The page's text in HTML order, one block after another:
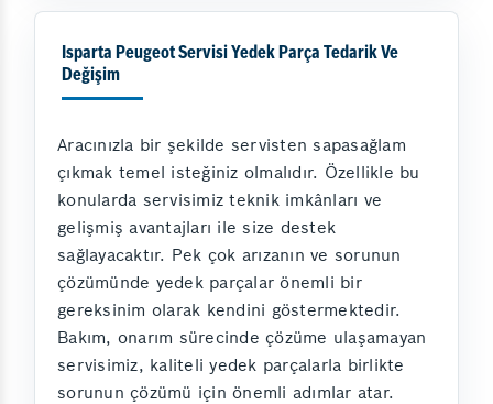
Isparta Peugeot Servisi Yedek Parça Tedarik Ve
Değişim
Aracınızla bir şekilde servisten sapasağlam
çıkmak temel isteğiniz olmalıdır. Özellikle bu
konularda servisimiz teknik imkânları ve
gelişmiş avantajları ile size destek
sağlayacaktır. Pek çok arızanın ve sorunun
çözümünde yedek parçalar önemli bir
gereksinim olarak kendini göstermektedir.
Bakım, onarım sürecinde çözüme ulaşamayan
servisimiz, kaliteli yedek parçalarla birlikte
sorunun çözümü için önemli adımlar atar.